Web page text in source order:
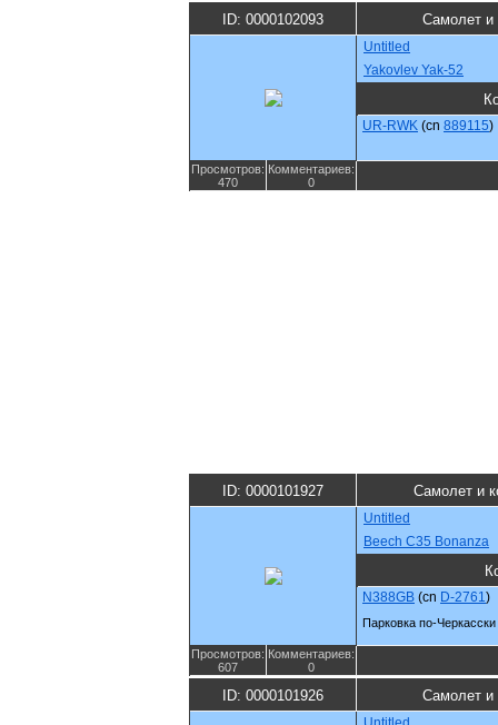
ID: 0000102093 Самолет и
Untitled
Yakovlev Yak-52
UR-RWK (cn 889115)
Просмотров:
470
Комментариев:
0
ID: 0000101927 Самолет и
Untitled
Beech C35 Bonanza
N388GB (cn D-2761)
Парковка по-Черкасски
Просмотров:
607
Комментариев:
0
ID: 0000101926 Самолет и